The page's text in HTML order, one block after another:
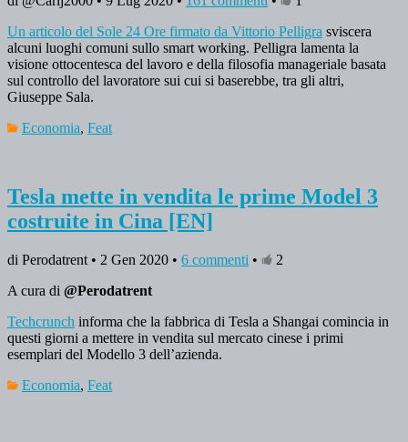
Un articolo del Sole 24 Ore firmato da Vittorio Pelligra sviscera
alcuni luoghi comuni sullo smart working. Pelligra lamenta la
visione ottocentesca del lavoro e della filosofia manageriale basata
sul controllo del lavoratore sui cui si baserebbe, tra gli altri,
Giuseppe Sala.
Economia, Feat
Tesla mette in vendita le prime Model 3
costruite in Cina [EN]
di Perodatrent • 2 Gen 2020 • 6 commenti •
2
A cura di @Perodatrent
Techcrunch informa che la fabbrica di Tesla a Shangai comincia in
questi giorni a mettere in vendita sul mercato cinese i primi
esemplari del Modello 3 dell’azienda.
Economia, Feat